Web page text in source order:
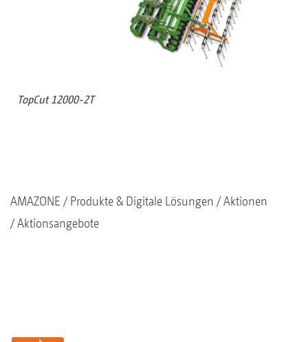
TopCut 12000-2T
AMAZONE Produkte & Digitale Lösungen
Aktionen
Aktionsangebote